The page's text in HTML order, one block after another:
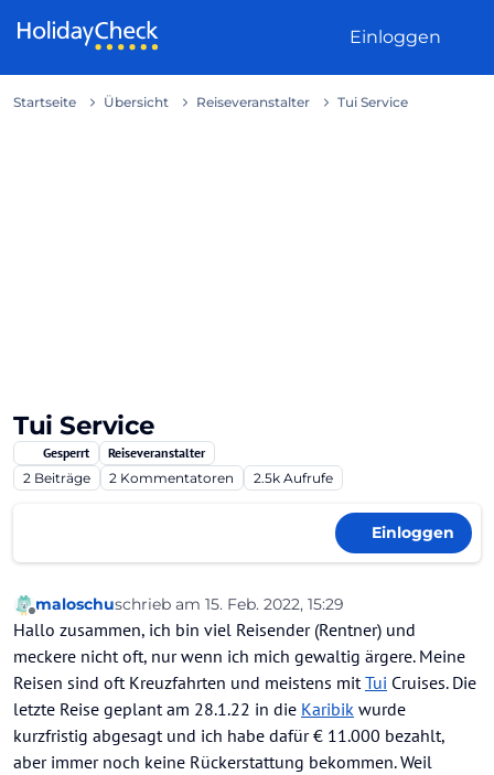
Einloggen
Startseite Übersicht Reiseveranstalter Tui Service
Tui Service
Gesperrt
Reiseveranstalter
2 Beiträge 2 Kommentatoren 2.5k Aufrufe
Einloggen
Offline
maloschuschrieb am 15. Feb. 2022, 15:29
zuletzt editiert von
Hallo zusammen, ich bin viel Reisender (Rentner) und
meckere nicht oft, nur wenn ich mich gewaltig ärgere. Meine
Reisen sind oft Kreuzfahrten und meistens mitTui Cruises. Die
letzte Reise geplant am 28.1.22 in die Karibik wurde
kurzfristig abgesagt und ich habe dafür € 11.000 bezahlt,
aber immer noch keine Rückerstattung bekommen. Weil